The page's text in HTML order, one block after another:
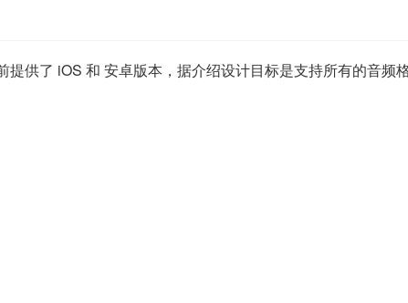
供了 iOS 和 安卓版本，据介绍设计目标是支持所有的音频